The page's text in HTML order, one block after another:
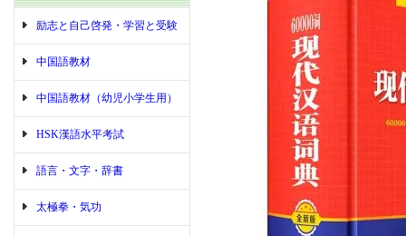
励志と自己啓発・学習と受験
中国語教材
中国語教材（幼児小学生用）
HSK漢語水平考試
語言・文字・辞書
太極拳・気功